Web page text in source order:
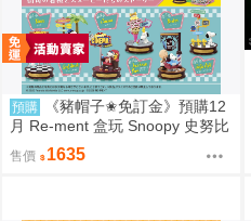
預購
《豬帽子✬免訂金》預購12
月 Re-ment 盒玩 Snoopy 史努比
街角招牌場景 中盒6入 0816
售價 1635